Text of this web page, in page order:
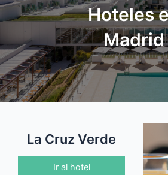
Hoteles
Madrid
La Cruz Verde
Ir al hotel